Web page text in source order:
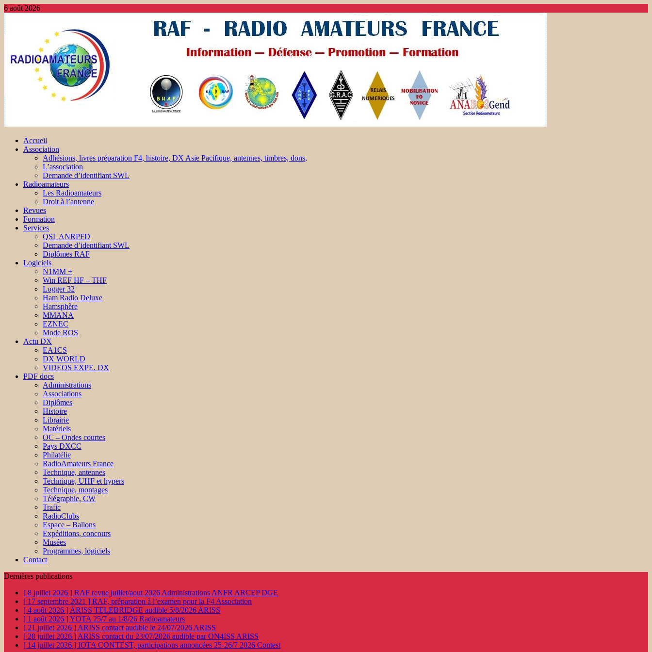
6 août 2026
Accueil
Association
Adhésions, livres préparation F4, histoire, DX Asie Pacifique, antennes, timbres, dons,
L’association
Demande d’identifiant SWL
Radioamateurs
Les Radioamateurs
Droit à l’antenne
Revues
Formation
Services
QSL ANRPFD
Demande d’identifiant SWL
Diplômes RAF
Logiciels
N1MM +
Win REF HF – THF
Logger 32
Ham Radio Deluxe
Hamsphère
MMANA
EZNEC
Mode ROS
Actu DX
EA1CS
DX WORLD
VIDEOS EXPE. DX
PDF docs
Administrations
Associations
Diplômes
Histoire
Librairie
Matériels
OC – Ondes courtes
Pays DXCC
Philatélie
RadioAmateurs France
Technique, antennes
Technique, UHF et hypers
Technique, montages
Télégraphie, CW
Trafic
RadioClubs
Espace – Ballons
Expéditions, concours
Musées
Programmes, logiciels
Contact
Dernières publications
[ 8 juillet 2026 ] RAF revue juillet/aout 2026 Administrations ANFR ARCEP DGE
[ 17 septembre 2021 ] RAF, préparation à l’examen pour la F4 Association
[ 4 août 2026 ] ARISS TELEBRIDGE audible 5/8/2026 ARISS
[ 1 août 2026 ]YOTA 25/7 au 1/8/26 Radioamateurs
[ 21 juillet 2026 ] ARISS contact audible le 24/07/2026 ARISS
[ 20 juillet 2026 ] ARISS contact du 23/07/2026 audible par ON4ISS ARISS
[ 14 juillet 2026 ] IOTA CONTEST, participations annoncées 25-26/7 2026 Contest